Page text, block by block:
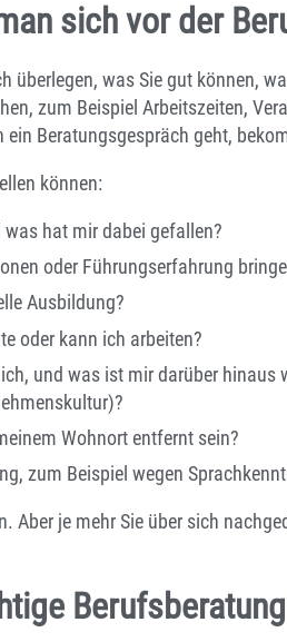
sich vor der
überlegen, was Sie gut können,
zum Beispiel Arbeitszeiten,
Beratungsgespräch geht,
können:
hat mir dabei gefallen?
oder Führungserfahrung
Ausbildung?
oder kann ich arbeiten?
und was ist mir darüber hinaus
Wohnort entfernt sein?
zum Beispiel wegen
Aber je mehr Sie über sich